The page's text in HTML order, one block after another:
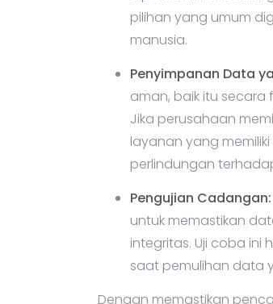
pilihan yang umum
manusia.
Penyimpanan Data
aman, baik itu
Jika perusahaan
layanan yang
perlindungan
Pengujian Cadangan:
untuk memastikan
integritas. Uji coba ini
saat pemulihan data
Dengan memastikan